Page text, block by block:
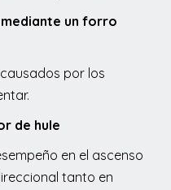
un forro
por los
de hule
en el ascenso
tanto en